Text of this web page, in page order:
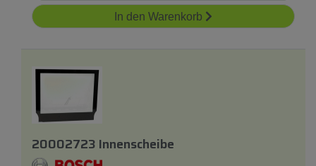
In den Warenkorb
20002723 Innenscheibe